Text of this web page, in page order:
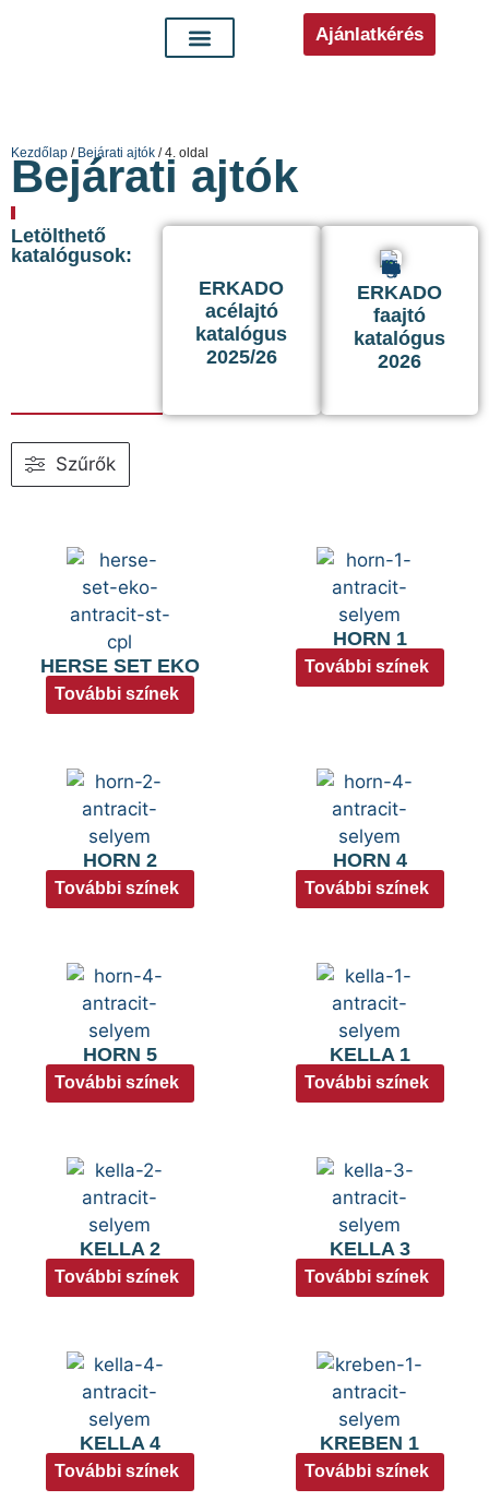
Ajánlatkérés
Kezdőlap / Bejárati ajtók / 4. oldal
Bejárati ajtók
Letölthető
katalógusok:
ERKADO
acélajtó
katalógus
2025/26
ERKADO
faajtó
katalógus
2026
Szűrők
HERSE SET EKO
További színek
HORN 1
További színek
HORN 2
További színek
HORN 4
További színek
HORN 5
További színek
KELLA 1
További színek
KELLA 2
További színek
KELLA 3
További színek
KELLA 4
További színek
KREBEN 1
További színek